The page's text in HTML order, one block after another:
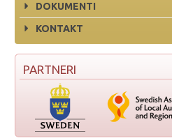
DOKUMENTI
KONTAKT
PARTNERI